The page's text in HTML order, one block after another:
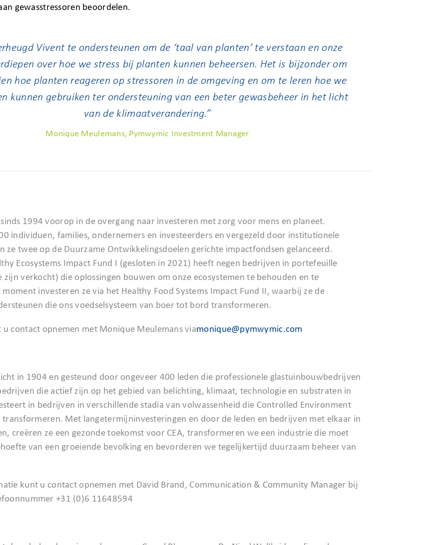
gewasstressoren beoordelen.
Vivent te ondersteunen om de ‘taal van planten’ te verstaan en onze
over hoe we stress bij planten kunnen beheersen. Het is bijzonder om
hoe planten reageren op stressoren in de omgeving en om te leren hoe we
kunnen gebruiken ter ondersteuning van een beter gewasbeheer in het licht
van de klimaatverandering.”
Monique Meulemans, Pymwymic Investment Manager
1994 voorop in de overgang naar investeren met zorg voor mens en planeet.
individuen, families, ondernemers en investeerders en vergezeld door institutionele
ze twee op de Duurzame Ontwikkelingsdoelen gerichte impactfondsen gelanceerd.
Ecosystems Impact Fund I (gesloten in 2021) heeft negen bedrijven in portefeuille
zijn verkocht) die oplossingen bouwen om onze ecosystemen te behouden en te
investeren ze via het Healthy Food Systems Impact Fund II, waarbij ze de
die ons voedselsysteem van boer tot bord transformeren.
contact opnemen met Monique Meulemans viamonique@pymwymic.com
in 1904 en gesteund door ongeveer 400 leden die professionele glastuinbouwbedrijven
die actief zijn op het gebied van belichting, klimaat, technologie en substraten in
in bedrijven in verschillende stadia van volwassenheid die Controlled Environment
transformeren. Met langetermijninvesteringen en door de leden en bedrijven met elkaar in
creëren ze een gezonde toekomst voor CEA, transformeren we een industrie die moet
van een groeiende bevolking en bevorderen we tegelijkertijd duurzaam beheer van
kunt u contact opnemen met David Brand, Communication & Community Manager bij
+31 (0)6 11648594